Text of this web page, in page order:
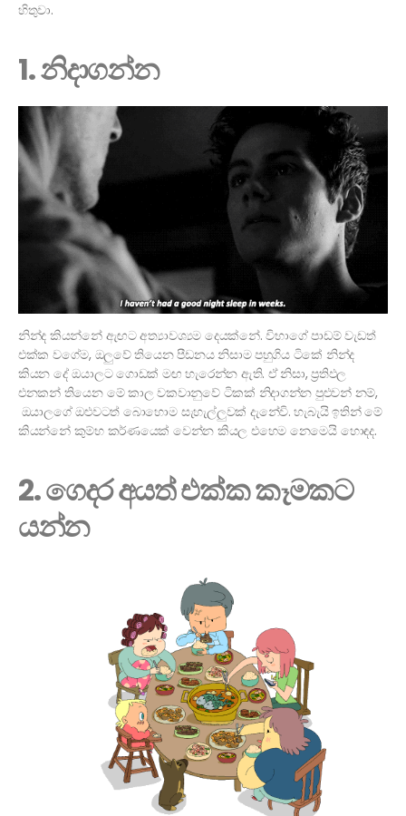
හිතුවා.
1. නිදාගන්න
නින්ද කියන්නේ ඇඟට අත්‍යාවශ්‍යම දෙයක්නේ. විභාගේ පාඩම් වැඩත්
එක්ක වගේම, ඔලුවේ තියෙන පීඩනය නිසාම පහුගිය ටිකේ නින්ද
කියන දේ ඔයාලට ගොඩක් මඟ හැරෙන්න ඇති. ඒ නිසා, ප්‍රතිඵල
එනකන් තියෙන මේ කාල වකවානුවේ ටිකක් නිදාගන්න පුළුවන් නම්,
ඔයාලගේ ඔළුවටත් බොහොම සැහැල්ලුවක් දැනේවි. හැබැයි ඉතින් මේ
කියන්නේ කුම්භ කර්ණයෙක් වෙන්න කියල එහෙම නෙමෙයි හොඳද.
2. ගෙදර අයත් එක්ක කෑමකට
යන්න